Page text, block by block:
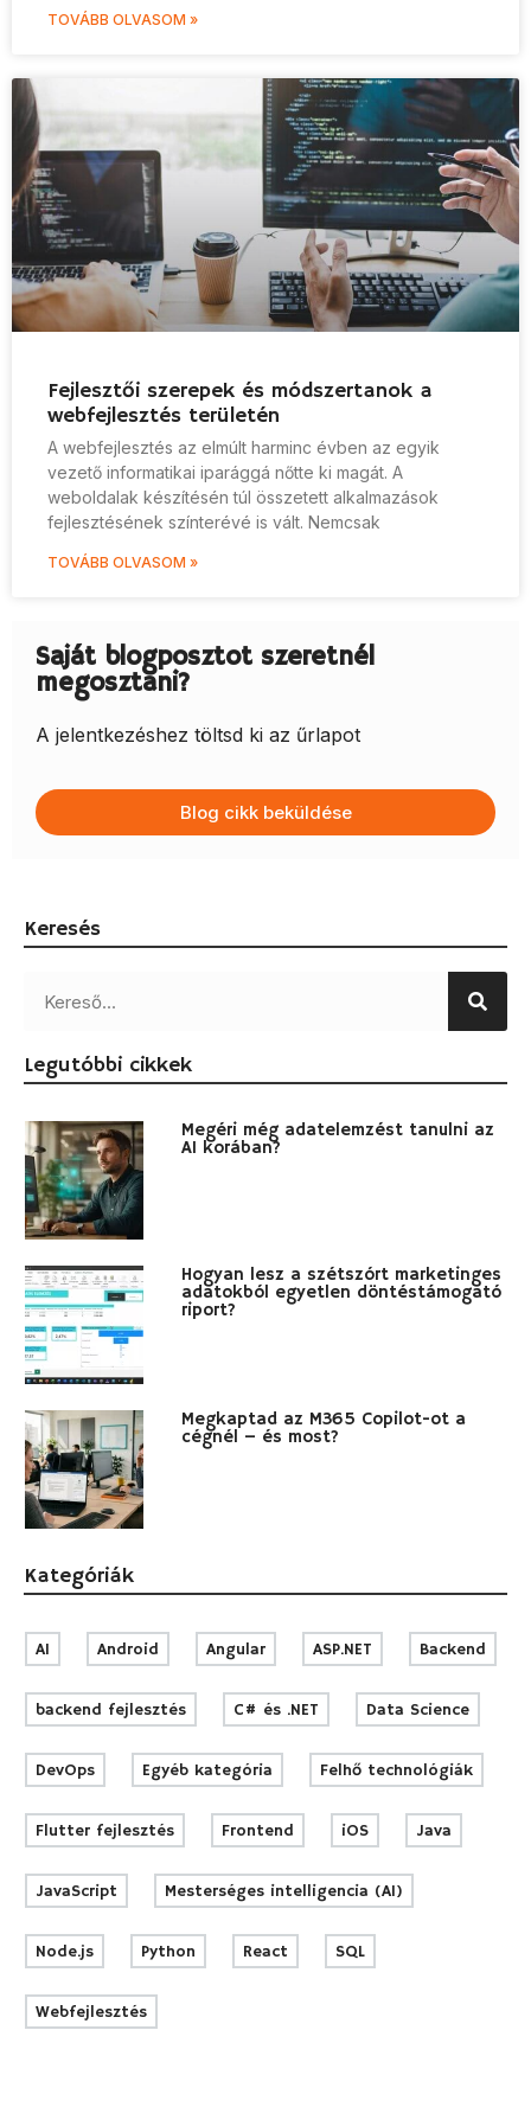
TOVÁBB OLVASOM »
Fejlesztői szerepek és módszertanok a
webfejlesztés területén
A webfejlesztés az elmúlt harminc évben az egyik
vezető informatikai iparággá nőtte ki magát. A
weboldalak készítésén túl összetett alkalmazások
fejlesztésének színterévé is vált. Nemcsak
TOVÁBB OLVASOM »
Saját blogposztot szeretnél
megosztani?
A jelentkezéshez töltsd ki az űrlapot
Blog cikk beküldése
Keresés
Legutóbbi cikkek
Megéri még adatelemzést tanulni az
AI korában?
Hogyan lesz a szétszórt marketinges
adatokból egyetlen döntéstámogató
riport?
Megkaptad az M365 Copilot-ot a
cégnél – és most?
Kategóriák
AI Android Angular ASP.NET Backend
backend fejlesztés C# és .NET Data Science
DevOps Egyéb kategória Felhő technológiák
Flutter fejlesztés Frontend iOS Java
JavaScript Mesterséges intelligencia (AI)
Node.js Python React SQL
Webfejlesztés